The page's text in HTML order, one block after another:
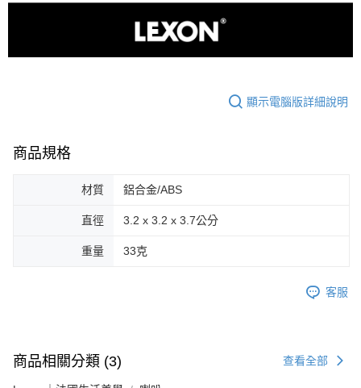
顯示電腦版詳細說明
商品規格
材質 鋁合金/ABS
直徑 3.2 x 3.2 x 3.7公分
重量 33克
客服
商品相關分類 (3) 查看全部